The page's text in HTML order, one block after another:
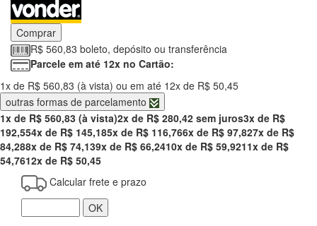
Comprar
R$ 560,83 boleto, depósito ou transferência
Parcele em até 12x no Cartão:
1x de R$ 560,83 (à vista) ou em até 12x de R$ 50,45
outras formas de parcelamento
1x de R$ 560,83 (à vista)2x de R$ 280,42 sem juros3x de R$
192,554x de R$ 145,185x de R$ 116,766x de R$ 97,827x de R$
84,288x de R$ 74,139x de R$ 66,2410x de R$ 59,9211x de R$
54,7612x de R$ 50,45
Calcular frete e prazo
OK